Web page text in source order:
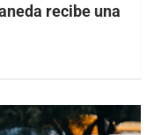
recibe una